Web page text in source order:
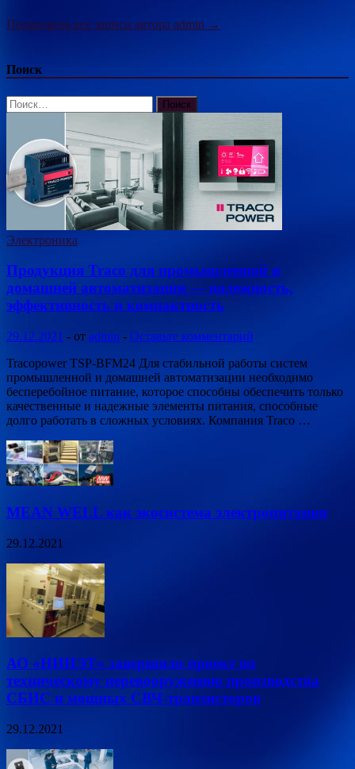
Посмотреть все записи автора admin →
Поиск
Найти:
Электроника
Продукция Traco для промышленной и
домашней автоматизации — надежность,
эффективность и компактность
29.12.2021 - от admin - Оставьте комментарий
Tracopower TSP-BFM24 Для стабильной работы систем
промышленной и домашней автоматизации необходимо
бесперебойное питание, которое способны обеспечить только
качественные и надежные элементы питания, способные
долго работать в сложных условиях. Компания Traco …
MEAN WELL как экосистема электропитания
29.12.2021
АО «НИИЭТ» завершило проект по
техническому перевооружению производства
СБИС и мощных СВЧ-транзисторов
29.12.2021